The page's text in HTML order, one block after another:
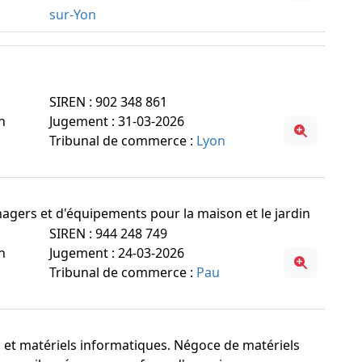
sur-Yon
SIREN : 902 348 861
Jugement : 31-03-2026
Tribunal de commerce : Lyon
et d'équipements pour la maison et le jardin
SIREN : 944 248 749
Jugement : 24-03-2026
Tribunal de commerce : Pau
matériels informatiques. Négoce de matériels